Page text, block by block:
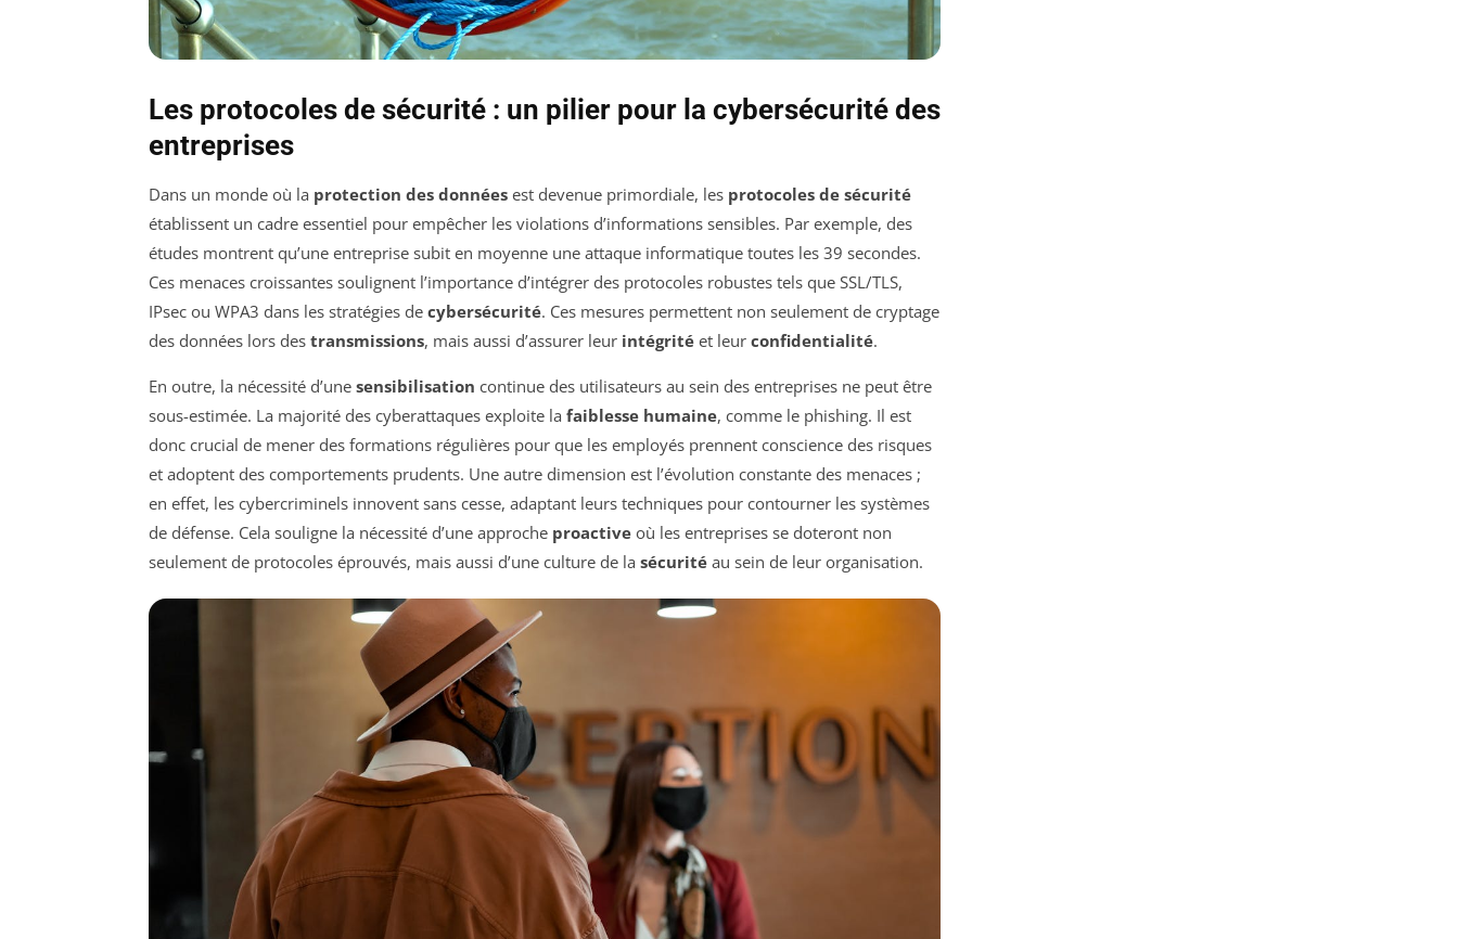
Les protocoles de sécurité : un pilier pour la cybersécurité des
entreprises
Dans un monde où la protection des données est devenue primordiale, les protocoles de sécurité
établissent un cadre essentiel pour empêcher les violations d’informations sensibles. Par exemple, des
études montrent qu’une entreprise subit en moyenne une attaque informatique toutes les 39 secondes.
Ces menaces croissantes soulignent l’importance d’intégrer des protocoles robustes tels que SSL/TLS,
IPsec ou WPA3 dans les stratégies de cybersécurité. Ces mesures permettent non seulement de cryptage
des données lors des transmissions, mais aussi d’assurer leur intégrité et leur confidentialité.
En outre, la nécessité d’une sensibilisation continue des utilisateurs au sein des entreprises ne peut être
sous-estimée. La majorité des cyberattaques exploite la faiblesse humaine, comme le phishing. Il est
donc crucial de mener des formations régulières pour que les employés prennent conscience des risques
et adoptent des comportements prudents. Une autre dimension est l’évolution constante des menaces ;
en effet, les cybercriminels innovent sans cesse, adaptant leurs techniques pour contourner les systèmes
de défense. Cela souligne la nécessité d’une approche proactive où les entreprises se doteront non
seulement de protocoles éprouvés, mais aussi d’une culture de la sécurité au sein de leur organisation.